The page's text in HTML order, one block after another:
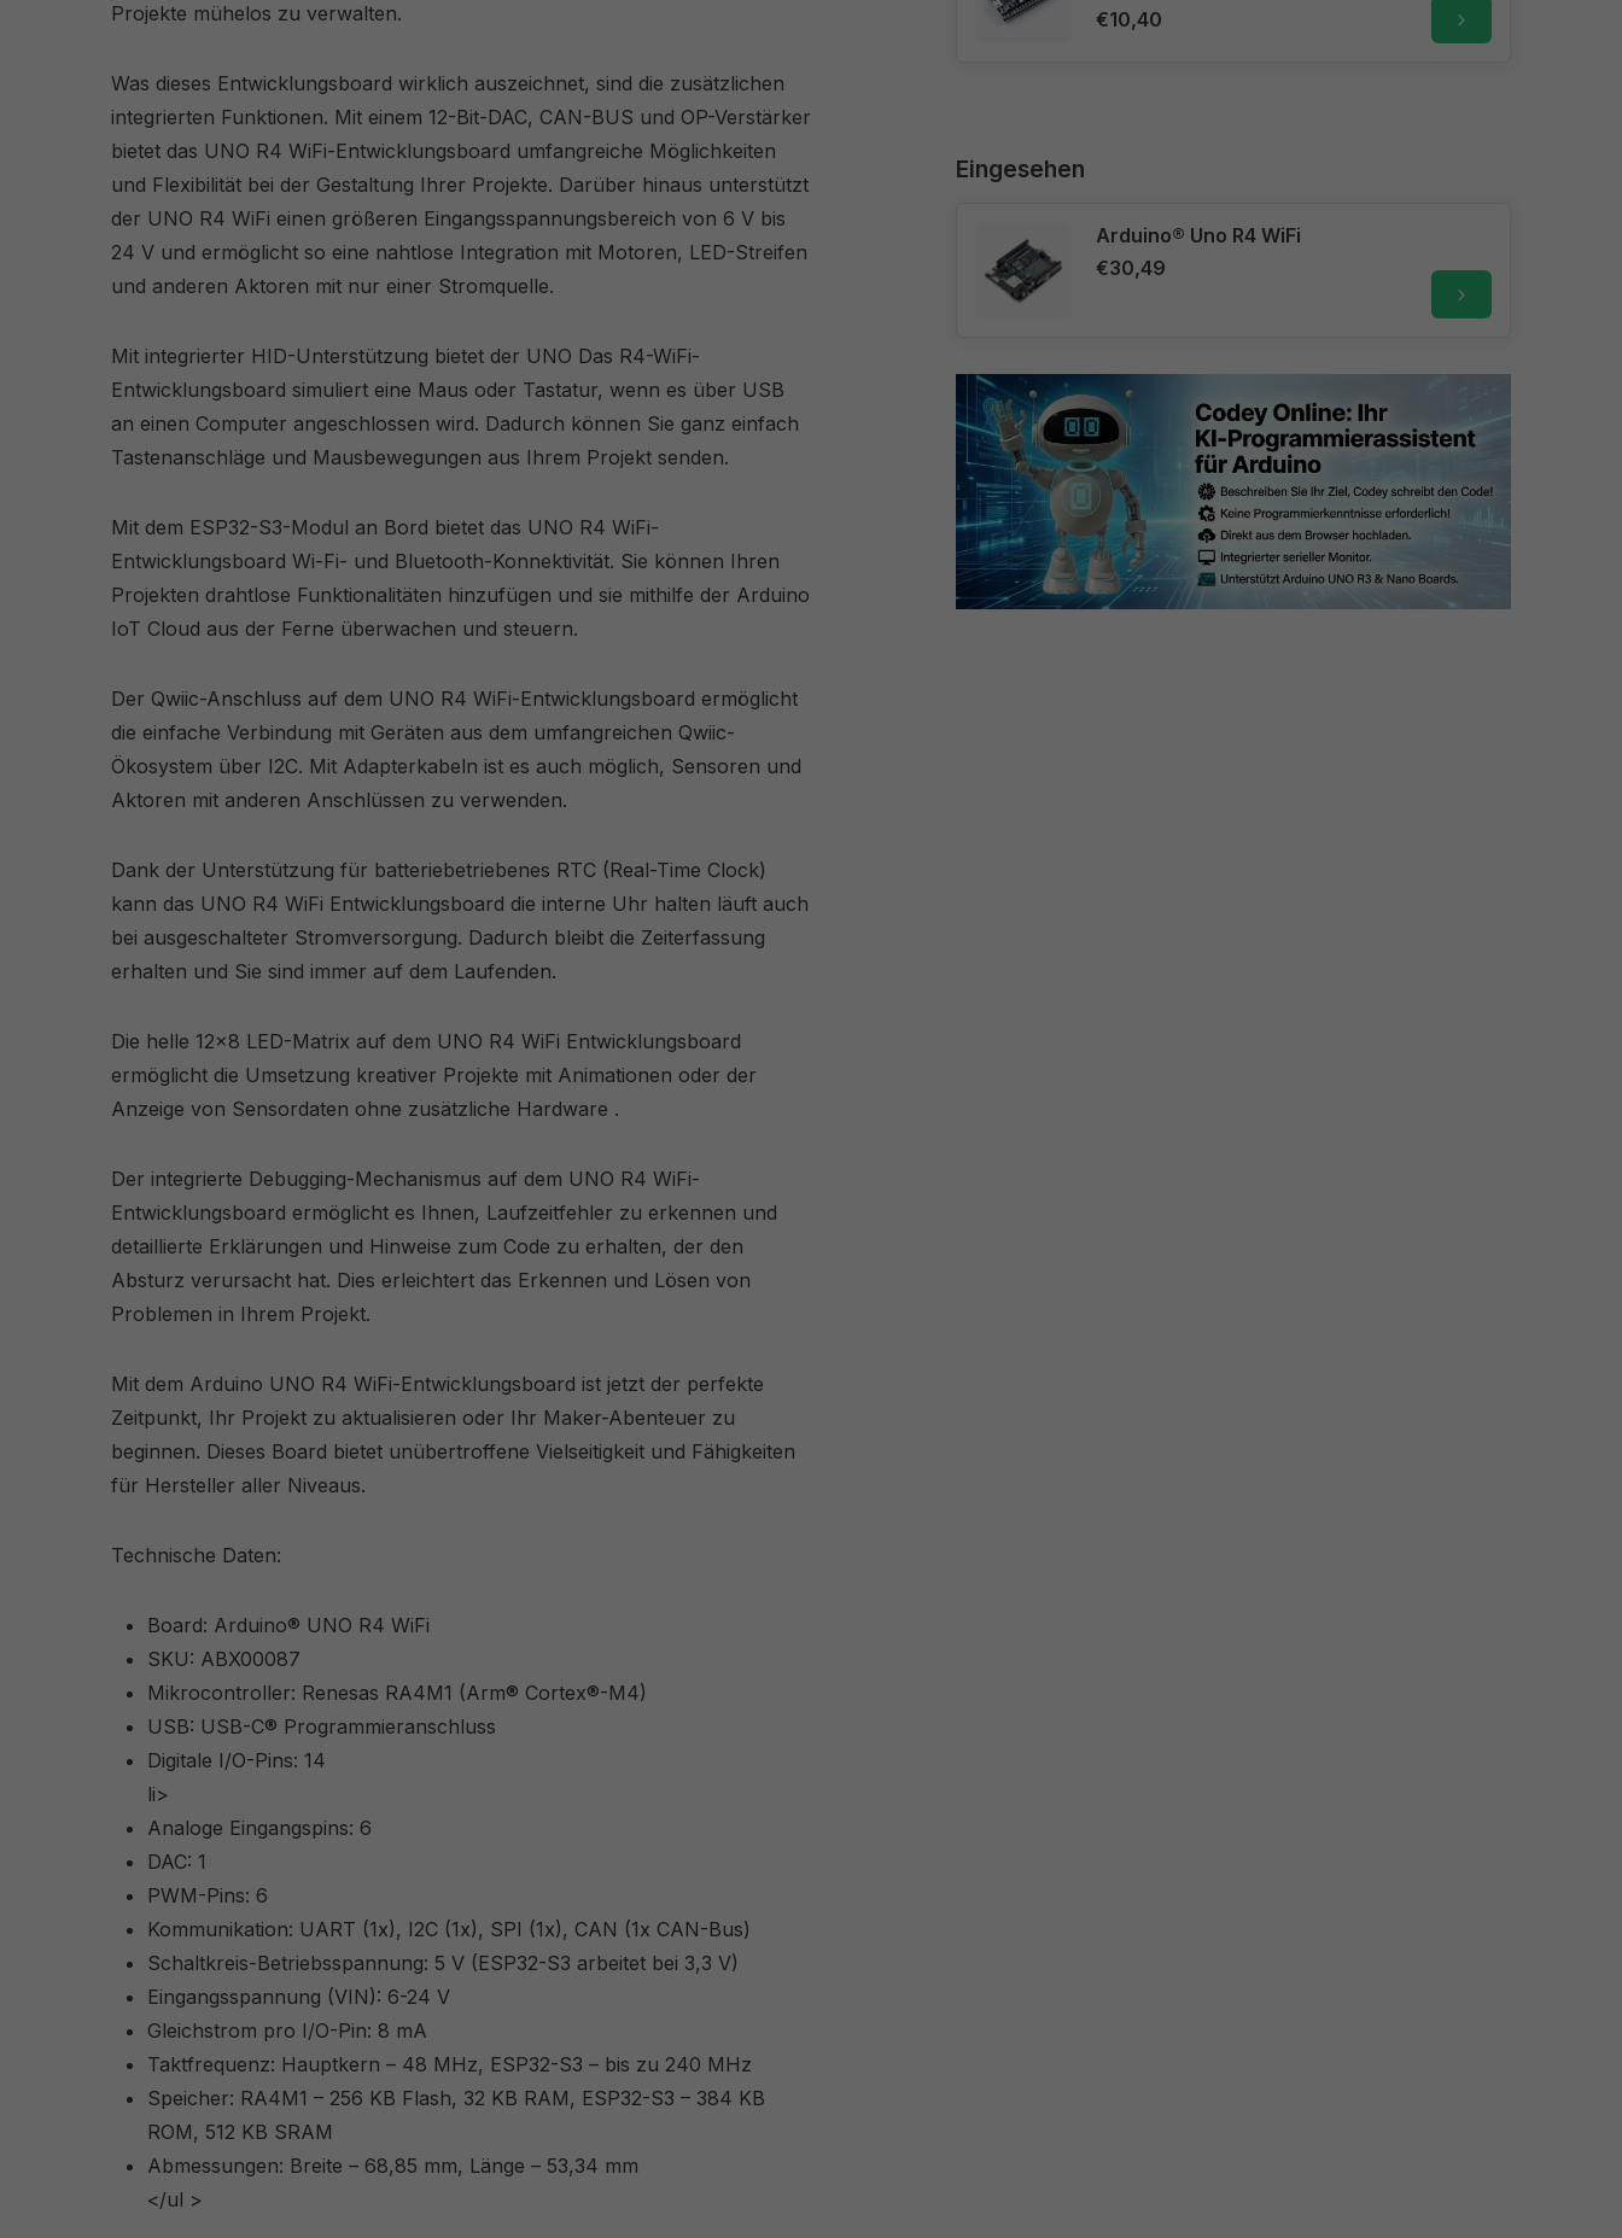
Projekte mühelos zu verwalten.
Was dieses Entwicklungsboard wirklich auszeichnet, sind die zusätzlichen
integrierten Funktionen. Mit einem 12-Bit-DAC, CAN-BUS und OP-Verstärker
bietet das UNO R4 WiFi-Entwicklungsboard umfangreiche Möglichkeiten
und Flexibilität bei der Gestaltung Ihrer Projekte. Darüber hinaus unterstützt
der UNO R4 WiFi einen größeren Eingangsspannungsbereich von 6 V bis
24 V und ermöglicht so eine nahtlose Integration mit Motoren, LED-Streifen
und anderen Aktoren mit nur einer Stromquelle.
Mit integrierter HID-Unterstützung bietet der UNO Das R4-WiFi-
Entwicklungsboard simuliert eine Maus oder Tastatur, wenn es über USB
an einen Computer angeschlossen wird. Dadurch können Sie ganz einfach
Tastenanschläge und Mausbewegungen aus Ihrem Projekt senden.
Mit dem ESP32-S3-Modul an Bord bietet das UNO R4 WiFi-
Entwicklungsboard Wi-Fi- und Bluetooth-Konnektivität. Sie können Ihren
Projekten drahtlose Funktionalitäten hinzufügen und sie mithilfe der Arduino
IoT Cloud aus der Ferne überwachen und steuern.
Der Qwiic-Anschluss auf dem UNO R4 WiFi-Entwicklungsboard ermöglicht
die einfache Verbindung mit Geräten aus dem umfangreichen Qwiic-
Ökosystem über I2C. Mit Adapterkabeln ist es auch möglich, Sensoren und
Aktoren mit anderen Anschlüssen zu verwenden.
Dank der Unterstützung für batteriebetriebenes RTC (Real-Time Clock)
kann das UNO R4 WiFi Entwicklungsboard die interne Uhr halten läuft auch
bei ausgeschalteter Stromversorgung. Dadurch bleibt die Zeiterfassung
erhalten und Sie sind immer auf dem Laufenden.
Die helle 12x8 LED-Matrix auf dem UNO R4 WiFi Entwicklungsboard
ermöglicht die Umsetzung kreativer Projekte mit Animationen oder der
Anzeige von Sensordaten ohne zusätzliche Hardware .
Der integrierte Debugging-Mechanismus auf dem UNO R4 WiFi-
Entwicklungsboard ermöglicht es Ihnen, Laufzeitfehler zu erkennen und
detaillierte Erklärungen und Hinweise zum Code zu erhalten, der den
Absturz verursacht hat. Dies erleichtert das Erkennen und Lösen von
Problemen in Ihrem Projekt.
Mit dem Arduino UNO R4 WiFi-Entwicklungsboard ist jetzt der perfekte
Zeitpunkt, Ihr Projekt zu aktualisieren oder Ihr Maker-Abenteuer zu
beginnen. Dieses Board bietet unübertroffene Vielseitigkeit und Fähigkeiten
für Hersteller aller Niveaus.
Technische Daten:
Board: Arduino® UNO R4 WiFi
SKU: ABX00087
Mikrocontroller: Renesas RA4M1 (Arm® Cortex®-M4)
USB: USB-C® Programmieranschluss
Digitale I/O-Pins: 14
li>
Analoge Eingangspins: 6
DAC: 1
PWM-Pins: 6
Kommunikation: UART (1x), I2C (1x), SPI (1x), CAN (1x CAN-Bus)
Schaltkreis-Betriebsspannung: 5 V (ESP32-S3 arbeitet bei 3,3 V)
Eingangsspannung (VIN): 6-24 V
Gleichstrom pro I/O-Pin: 8 mA
Taktfrequenz: Hauptkern – 48 MHz, ESP32-S3 – bis zu 240 MHz
Speicher: RA4M1 – 256 KB Flash, 32 KB RAM, ESP32-S3 – 384 KB
ROM, 512 KB SRAM
Abmessungen: Breite – 68,85 mm, Länge – 53,34 mm
</ul >
€10,40
Eingesehen
Arduino® Uno R4 WiFi
€30,49